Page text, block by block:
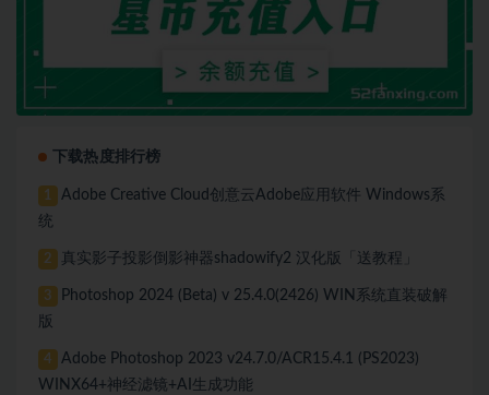
下载热度排行榜
1
Adobe Creative Cloud创意云Adobe应用软件 Windows系
统
2 真实影子投影倒影神器shadowify2 汉化版「送教程」
3
Photoshop 2024 (Beta) v 25.4.0(2426) WIN系统直装破解
版
4
Adobe Photoshop 2023 v24.7.0/ACR15.4.1 (PS2023)
WINX64+神经滤镜+AI生成功能